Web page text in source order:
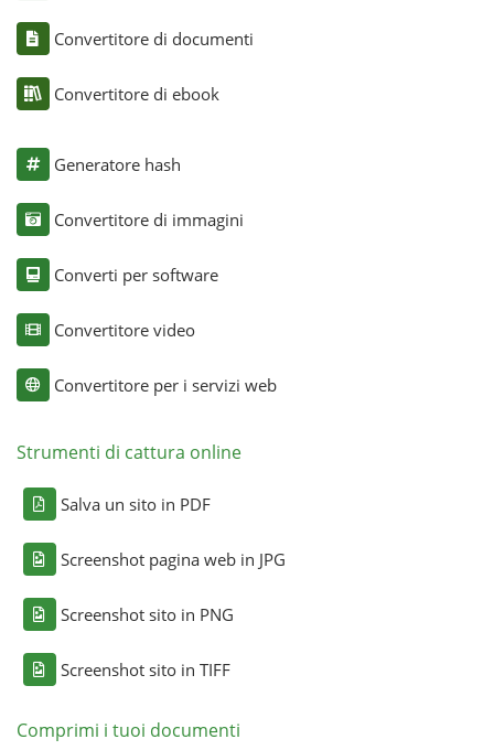
Convertitore di documenti
Convertitore di ebook
Generatore hash
Convertitore di immagini
Converti per software
Convertitore video
Convertitore per i servizi web
Strumenti di cattura online
Salva un sito in PDF
Screenshot pagina web in JPG
Screenshot sito in PNG
Screenshot sito in TIFF
Comprimi i tuoi documenti